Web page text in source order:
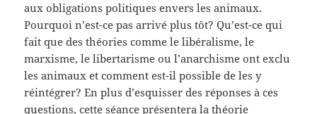
aux obligations politiques envers les animaux.
Pourquoi n’est-ce pas arrivé plus tôt? Qu’est-ce qui
fait que des théories comme le libéralisme, le
marxisme, le libertarisme ou l’anarchisme ont exclu
les animaux et comment est-il possible de les y
réintégrer? En plus d’esquisser des réponses à ces
questions, cette séance présentera la théorie